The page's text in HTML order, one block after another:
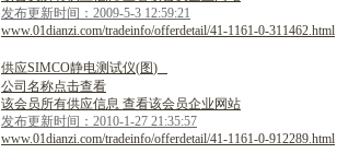
发布更新时间：2009-5-3 12:59:21
www.01dianzi.com/tradeinfo/offerdetail/41-1161-0-311462.html
供应SIMCO静电测试仪(图)
公司名称点击查看
该会员所有供应信息 查看该会员企业网站
发布更新时间：2010-1-27 21:35:57
www.01dianzi.com/tradeinfo/offerdetail/41-1161-0-912289.html